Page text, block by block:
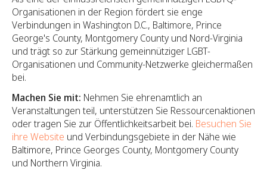
Organisationen in der Region fördert sie enge
Verbindungen in Washington D.C., Baltimore, Prince
George's County, Montgomery County und Nord-Virginia
und trägt so zur Stärkung gemeinnütziger LGBT-
Organisationen und Community-Netzwerke gleichermaßen
bei.
Machen Sie mit: Nehmen Sie ehrenamtlich an
Veranstaltungen teil, unterstützen Sie Ressourcenaktionen
oder tragen Sie zur Öffentlichkeitsarbeit bei. Besuchen Sie
ihre Website und Verbindungsgebiete in der Nähe wie
Baltimore, Prince Georges County, Montgomery County
und Northern Virginia.